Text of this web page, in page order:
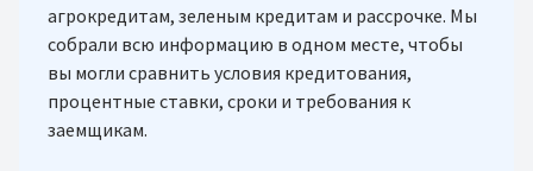
агрокредитам, зеленым кредитам и рассрочке. Мы
собрали всю информацию в одном месте, чтобы
вы могли сравнить условия кредитования,
процентные ставки, сроки и требования к
заемщикам.